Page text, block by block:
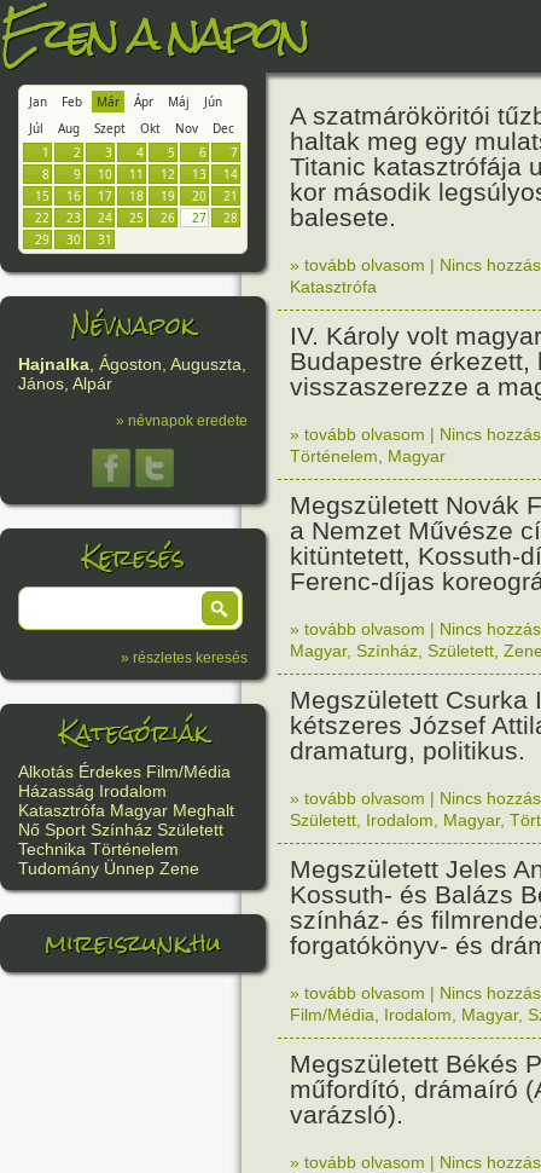
Ezen a napon
Jan Feb Már Ápr Máj
Jún
Júl
Aug Szept Okt Nov
Dec
1
2 3 4 5 6
7
8
9 10 11 12 13
14
15
16 17 18 19 20
21
22
23 24 25 26 27
28
29
30 31
Névnapok
Hajnalka, Ágoston, Auguszta,
János, Alpár
» névnapok eredete
Keresés
» részletes keresés
Kategóriák
Alkotás Érdekes Film/Média
Házasság Irodalom
Katasztrófa Magyar Meghalt
Nő Sport Színház Született
Technika Történelem
Tudomány Ünnep Zene
mireiszunk.hu
A szatmárököritói
haltak meg egy
Titanic katasztrófája
kor második
balesete.
» tovább olvasom | Nincs
Katasztrófa
IV. Károly volt
Budapestre érkezett,
visszaszerezze a
» tovább olvasom | Nincs
Történelem
Magyar
Megszületett Novák
a Nemzet Művésze
kitüntetett, Kossuth-
Ferenc-díjas
» tovább olvasom | Nincs
Magyar, Színház Született
Megszületett Csurka
kétszeres József
dramaturg, politikus.
» tovább olvasom | Nincs
Született Irodalom Magyar,
Megszületett Jeles
Kossuth- és Balázs
színház- és
forgatókönyv- és
» tovább olvasom | Nincs
Film/Média
Irodalom Magyar,
Megszületett Békés
műfordító, drámaíró
varázsló).
» tovább olvasom | Nincs